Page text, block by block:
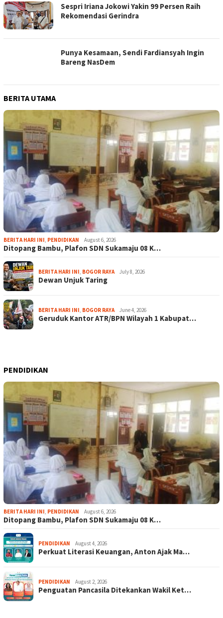
Sespri Iriana Jokowi Yakin 99 Persen Raih
Rekomendasi Gerindra
Punya Kesamaan, Sendi Fardiansyah Ingin
Bareng NasDem
BERITA UTAMA
BERITA HARI INI, PENDIDIKAN August 6, 2026
Ditopang Bambu, Plafon SDN Sukamaju 08 K…
BERITA HARI INI, BOGOR RAYA July 8, 2026
Dewan Unjuk Taring
BERITA HARI INI, BOGOR RAYA June 4, 2026
Geruduk Kantor ATR/BPN Wilayah 1 Kabupat…
PENDIDIKAN
BERITA HARI INI, PENDIDIKAN August 6, 2026
Ditopang Bambu, Plafon SDN Sukamaju 08 K…
PENDIDIKAN August 4, 2026
Perkuat Literasi Keuangan, Anton Ajak Ma…
PENDIDIKAN August 2, 2026
Penguatan Pancasila Ditekankan Wakil Ket…